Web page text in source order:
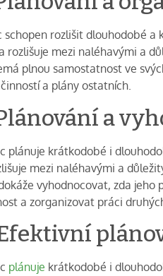
schopen rozlišit dlouhodobé
rozlišuje mezi naléhavými a
plnou samostatnost ve
a plány ostatních.
a
plánuje krátkodobé i
mezi naléhavými a
vyhodnocovat, zda
a zorganizovat práci
plánuje krátkodobé i